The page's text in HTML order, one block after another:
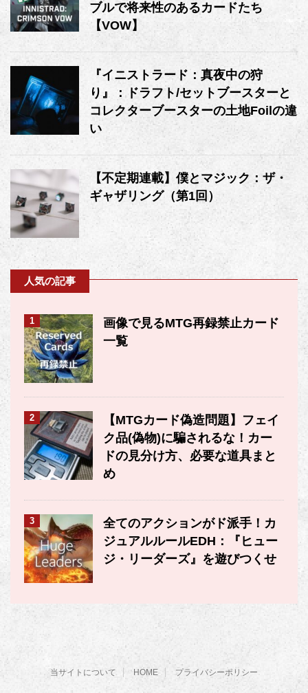
ブルで将来性のあるカードたち
【VOW】
『イニストラード：真夜中の狩
り』：ドラフト/セットブースターと
コレクターブースターの土地Foilの違
い
【不定期連載】僕とマジック：ザ・
ギャザリング（第1回）
人気の記事
1
画像で見るMTG再録禁止カード
一覧
2
【MTGカード偽造問題】フェイ
ク品(偽物)に騙されるな！カー
ドの見分け方、必要な道具まと
め
3
全てのアクションがド派手！カ
ジュアルルールEDH：『ヒュー
ジ・リーダーズ』を遊びつくせ
当サイトについて HOME プライバシーポリシー